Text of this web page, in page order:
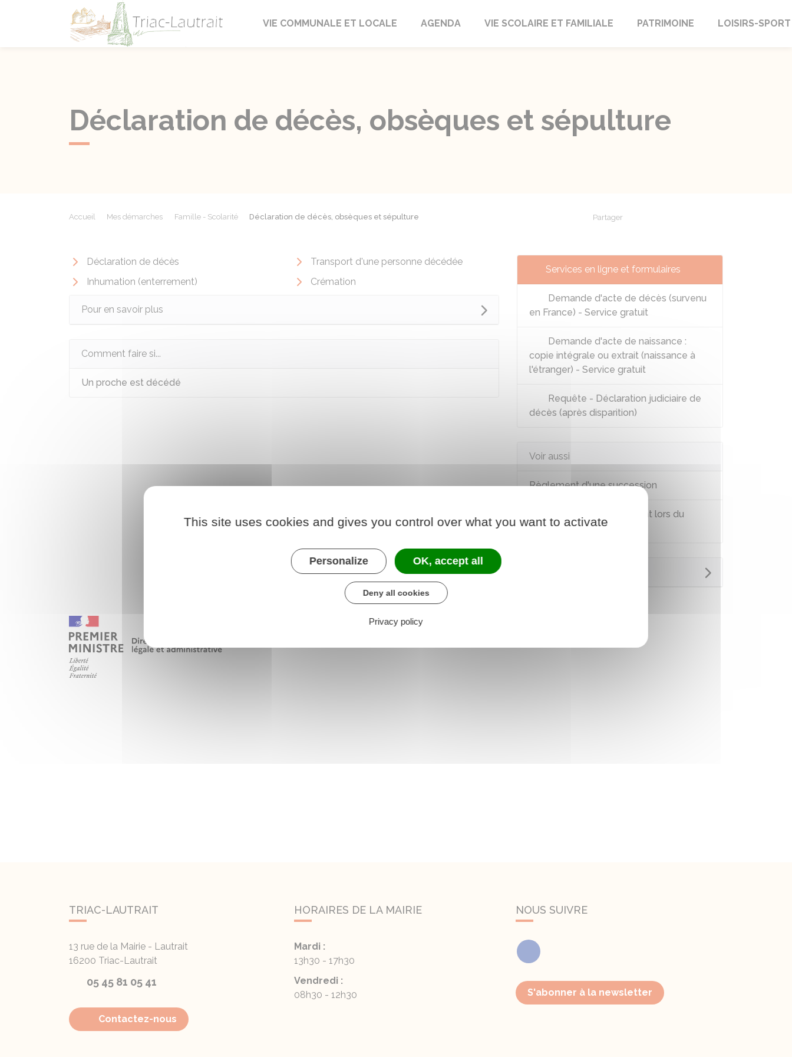
Triac-Lautrait
VIE COMMUNALE ET LOCALE AGENDA VIE SCOLAIRE ET FAMILIALE PATRIMOINE LOISIRS-SPORT
Déclaration de décès, obsèques et sépulture
Accueil Mes démarches Famille - Scolarité Déclaration de décès, obsèques et sépulture Partager
Déclaration de décès
Transport d'une personne décédée
Inhumation (enterrement)
Crémation
Pour en savoir plus
Comment faire si...
Un proche est décédé
Services en ligne et formulaires
Demande d'acte de décès (survenu
en France) - Service gratuit
Demande d'acte de naissance :
copie intégrale ou extrait (naissance à
l'étranger) - Service gratuit
Requête - Déclaration judiciaire de
décès (après disparition)
Voir aussi
Règlement d'une succession
Don d'organe : prélèvement lors du
décès
TRIAC-LAUTRAIT
13 rue de la Mairie - Lautrait
16200 Triac-Lautrait
05 45 81 05 41
Contactez-nous
HORAIRES DE LA MAIRIE
Mardi :
13h30 - 17h30
Vendredi :
08h30 - 12h30
NOUS SUIVRE
Facebook
S'abonner à la newsletter
This site uses cookies and gives you control over what you want to activate
Personalize OK, accept all
Deny all cookies
Privacy policy